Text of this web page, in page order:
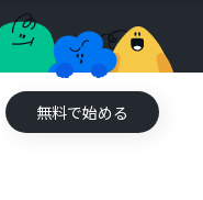
無料で始める